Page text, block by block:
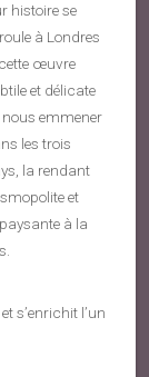
histoire se
à Londres
œuvre
et délicate
nous emmener
les trois
la rendant
et
à la
s’enrichit l’un